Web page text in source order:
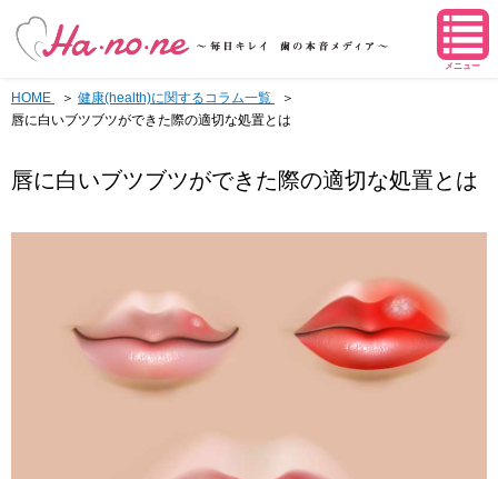
メニュー
HOME
健康(health)に関するコラム一覧
唇に白いブツブツができた際の適切な処置とは
唇に白いブツブツができた際の適切な処置とは